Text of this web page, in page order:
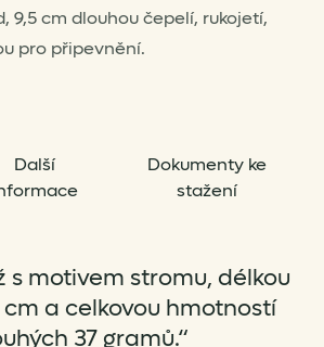
9,5 cm dlouhou čepelí, rukojetí,
pro připevnění.
Další
Dokumenty ke
stažení
s motivem stromu, délkou
a celkovou hmotností
37 gramů.“